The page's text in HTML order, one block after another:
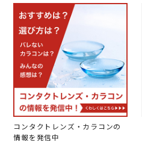
コンタクトレンズ・カラコンの
情報を発信中